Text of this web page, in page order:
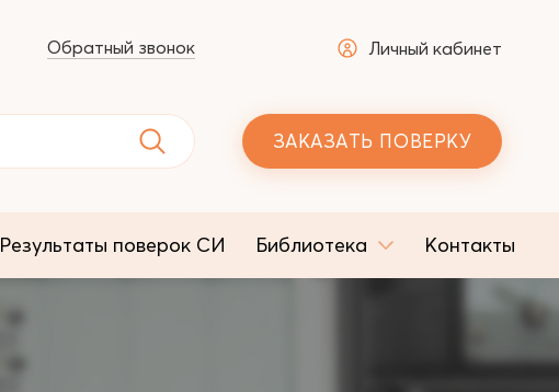
Обратный звонок Личный кабинет
ЗАКАЗАТЬ ПОВЕРКУ
Результаты поверок СИ Библиотека Контакты